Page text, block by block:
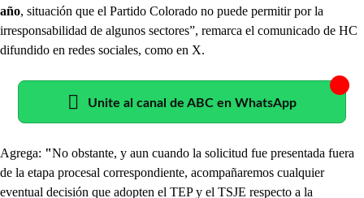
año, situación que el Partido Colorado no puede permitir por la
irresponsabilidad de algunos sectores”, remarca el comunicado de HC
difundido en redes sociales, como en X.
Unite al canal de ABC en WhatsApp
Agrega: "No obstante, y aun cuando la solicitud fue presentada fuera
de la etapa procesal correspondiente, acompañaremos cualquier
eventual decisión que adopten el TEP y el TSJE respecto a la